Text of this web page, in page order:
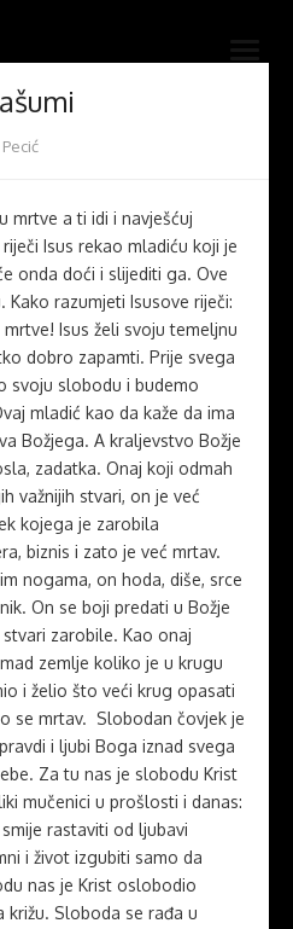
open
mrtve a ti idi i navješćuj
Isus rekao mladiću koji je
onda doći i slijediti ga. Ove
Kako razumjeti Isusove riječi:
Isus želi svoju temeljnu
dobro zapamti. Prije svega
svoju slobodu i budemo
mladić kao da kaže da ima
Božjega. A kraljevstvo Božje
zadatka. Onaj koji odmah
važnijih stvari, on je već
kojega je zarobila
biznis i zato je već mrtav.
nogama, on hoda, diše, srce
On se boji predati u Božje
zarobile. Kao onaj
zemlje koliko je u krugu
i želio što veći krug opasati
se mrtav. Slobodan čovjek je
i ljubi Boga iznad svega
Za tu nas je slobodu Krist
mučenici u prošlosti i danas:
rastaviti od ljubavi
i život izgubiti samo da
nas je Krist oslobodio
križu. Sloboda se rađa u